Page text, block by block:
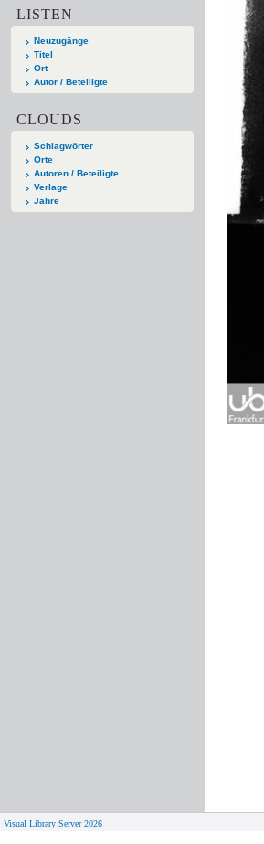
LISTEN
Neuzugänge
Titel
Ort
Autor / Beteiligte
CLOUDS
Schlagwörter
Orte
Autoren / Beteiligte
Verlage
Jahre
Visual Library Server 2026